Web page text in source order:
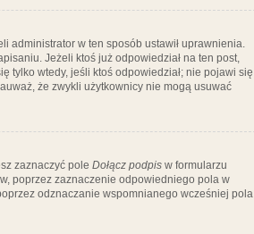
administrator w ten sposób ustawił uprawnienia.
Jeżeli ktoś już odpowiedział na ten post,
tylko wtedy, jeśli ktoś odpowiedział; nie pojawi się
że zwykli użytkownicy nie mogą usuwać
zaznaczyć pole Dołącz podpis w formularzu
poprzez zaznaczenie odpowiedniego pola w
odznaczanie wspomnianego wcześniej pola